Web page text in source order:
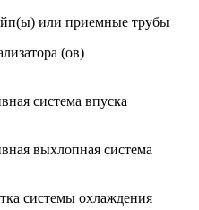
или приемные трубы
(ов)
система впуска
выхлопная система
системы охлаждения